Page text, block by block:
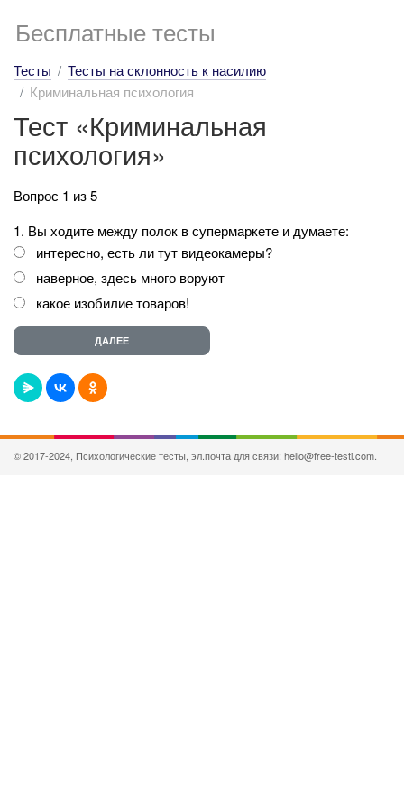
Бесплатные тесты
Тесты
Тесты на склонность к насилию
Криминальная психология
Тест «Криминальная
психология»
Вопрос 1 из 5
1. Вы ходите между полок в супермаркете и думаете:
интересно, есть ли тут видеокамеры?
наверное, здесь много воруют
какое изобилие товаров!
© 2017-2024, Психологические тесты, эл.почта для связи: hello@free-testi.com.